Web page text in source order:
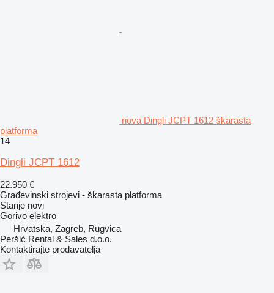
nova Dingli JCPT 1612 škarasta
platforma
14
Dingli JCPT 1612
22.950 €
Građevinski strojevi - škarasta platforma
Stanje novi
Gorivo elektro
Hrvatska, Zagreb, Rugvica
Peršić Rental & Sales d.o.o.
Kontaktirajte prodavatelja